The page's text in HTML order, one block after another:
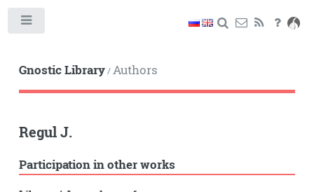
Gnostic Library/Authors
Regul J.
Participation in other works